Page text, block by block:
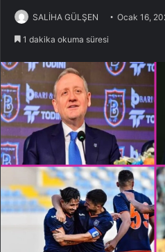
SALİHA GÜLŞEN Ocak 16,
1 dakika okuma süresi